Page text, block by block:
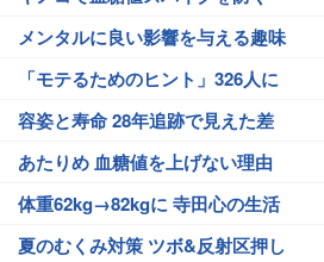
メンタルに良い影響を与える趣味
「モテるためのヒント」326人に
容姿と寿命 28年追跡で見えた差
あたりめ 血糖値を上げない理由
体重62kg→82kgに 寺田心の生活
夏のむくみ対策 ツボ&反射区押し